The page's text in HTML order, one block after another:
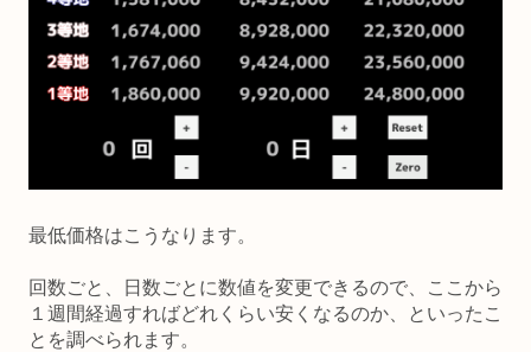
最低価格はこうなります。
回数ごと、日数ごとに数値を変更できるので、ここから
１週間経過すればどれくらい安くなるのか、といったこ
とを調べられます。